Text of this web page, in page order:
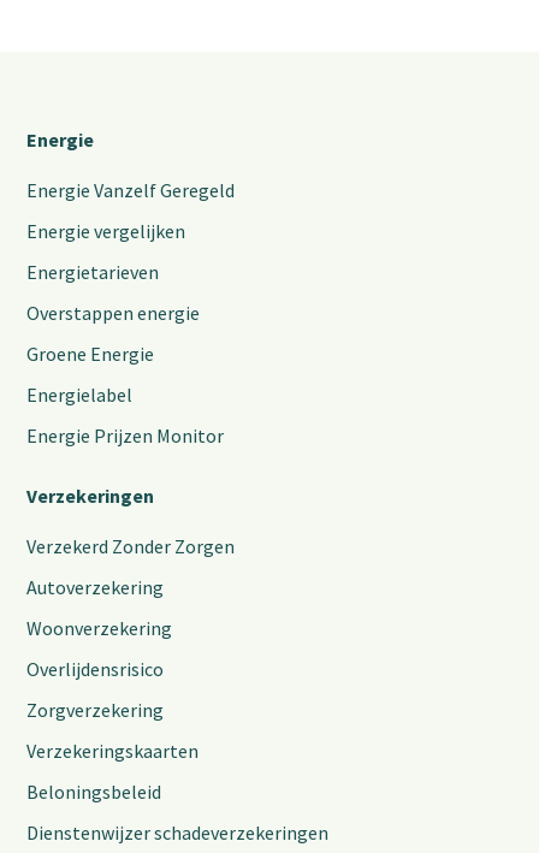
Energie
Energie Vanzelf Geregeld
Energie vergelijken
Energietarieven
Overstappen energie
Groene Energie
Energielabel
Energie Prijzen Monitor
Verzekeringen
Verzekerd Zonder Zorgen
Autoverzekering
Woonverzekering
Overlijdensrisico
Zorgverzekering
Verzekeringskaarten
Beloningsbeleid
Dienstenwijzer schadeverzekeringen